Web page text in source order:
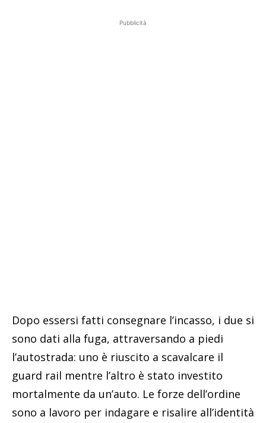
Pubblicità
Dopo essersi fatti consegnare l’incasso, i due si
sono dati alla fuga, attraversando a piedi
l’autostrada: uno è riuscito a scavalcare il
guard rail mentre l’altro è stato investito
mortalmente da un’auto. Le forze dell’ordine
sono a lavoro per indagare e risalire all’identità